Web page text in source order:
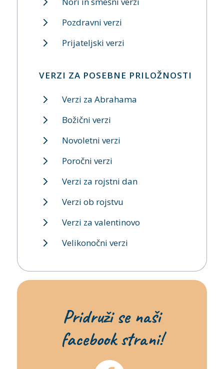
Pozdravni verzi
Prijateljski verzi
VERZI ZA POSEBNE PRILOŽNOSTI
Verzi za Abrahama
Božični verzi
Novoletni verzi
Poročni verzi
Verzi za rojstni dan
Verzi ob rojstvu
Verzi za valentinovo
Velikonočni verzi
Pridruži se naši
facebook strani!